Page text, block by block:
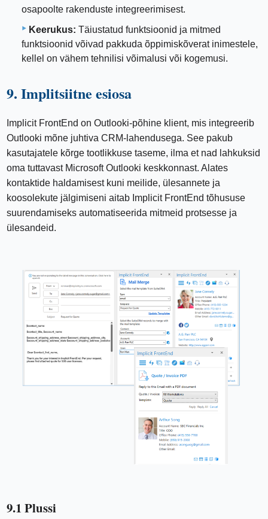
osapoolte rakenduste integreerimisest.
Keerukus: Täiustatud funktsioonid ja mitmed
funktsioonid võivad pakkuda õppimiskõverat inimestele,
kellel on vähem tehnilisi võimalusi või kogemusi.
9. Implitsiitne esiosa
Implicit FrontEnd on Outlooki-põhine klient, mis integreerib
Outlooki mõne juhtiva CRM-lahendusega. See pakub
kasutajatele kõrge tootlikkuse taseme, ilma et nad lahkuksid
oma tuttavast Microsoft Outlooki keskkonnast. Alates
kontaktide haldamisest kuni meilide, ülesannete ja
koosolekute jälgimiseni aitab Implicit FrontEnd tõhususe
suurendamiseks automatiseerida mitmeid protsesse ja
ülesandeid.
9.1 Plussi